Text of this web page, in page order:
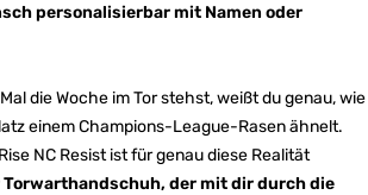
personalisierbar mit Namen oder
die Woche im Tor stehst, weißt du genau, wie
einem Champions-League-Rasen ähnelt.
NC Resist ist für genau diese Realität
Torwarthandschuh, der mit dir durch die